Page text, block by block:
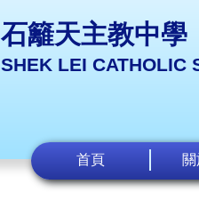
石籬天主教中學
SHEK LEI CATHOLIC
首頁